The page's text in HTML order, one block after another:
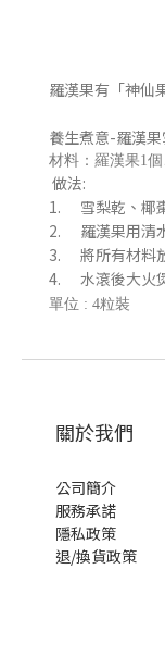
羅漢果有「神仙
養生煮意-羅漢
材料：羅漢果1
做法:
1.
雪梨乾、椰
2.
羅漢果用清
3.
將所有材料
4.
水滾後大火
單位 : 4粒裝
關於我們
公司簡介
服務承諾
隱私政策
退/換貨政策